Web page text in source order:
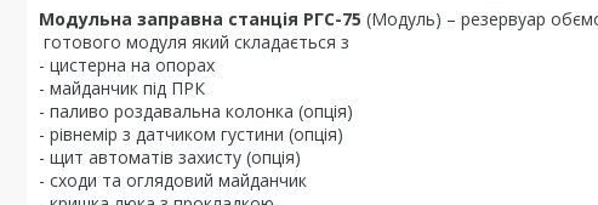
Модульна заправна станція РГС-75 (Модуль) – резервуар
готового модуля який складається з
- цистерна на опорах
- майданчик під ПРК
- паливо роздавальна колонка (опція)
- рівнемір з датчиком густини (опція)
- щит автоматів захисту (опція)
- сходи та оглядовий майданчик